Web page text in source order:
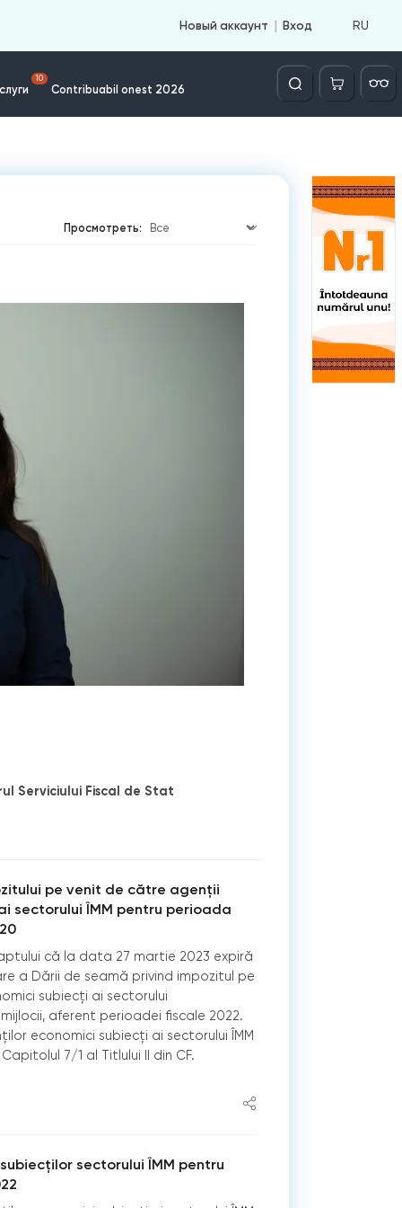
Новый аккаунт Вход RU
10
Contribuabil onest 2026
Căutare
Просмотреть:
Serviciului Fiscal de Stat
pe venit de către agenții
sectorului ÎMM pentru perioada
că la data 27 martie 2023 expiră
a Dării de seamă privind impozitul pe
subiecți ai sectorului
aferent perioadei fiscale 2022.
economici subiecţi ai sectorului ÎMM
7/1 al Titlului II din CF.
sectorului ÎMM pentru